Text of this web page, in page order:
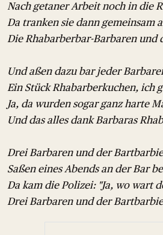
Nach getaner Arbeit noch in die
Da tranken sie dann gemeinsam
Die Rhabarberbar-Barbaren und
Und aßen dazu bar jeder Barbarei
Ein Stück Rhabarberkuchen, ich
Ja, da wurden sogar ganz harte
Und das alles dank Barbaras
Drei Barbaren und der
Saßen eines Abends an der Bar
Da kam die Polizei: "Ja, wo wart
Drei Barbaren und der